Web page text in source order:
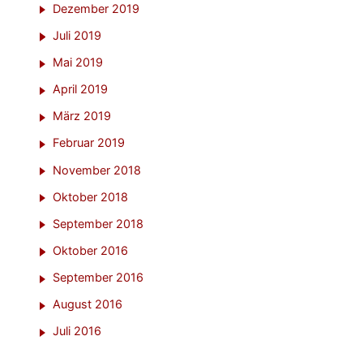
Dezember 2019
Juli 2019
Mai 2019
April 2019
März 2019
Februar 2019
November 2018
Oktober 2018
September 2018
Oktober 2016
September 2016
August 2016
Juli 2016